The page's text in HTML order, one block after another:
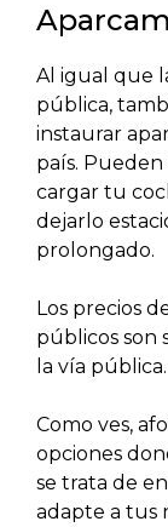
Al igual que
pública,
instaurar
país.
cargar tu
dejarlo
prolongado.
Los precios
públicos son
la vía pública.
Como ves,
opciones
se trata de
adapte a tus